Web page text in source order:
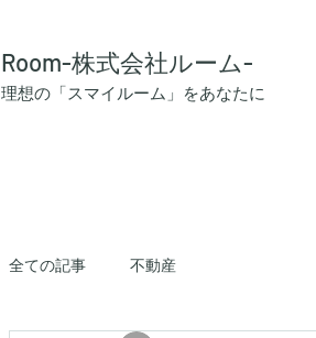
Room-株式会社ルーム-
理想の「スマイルーム」をあなたに
全ての記事 不動産